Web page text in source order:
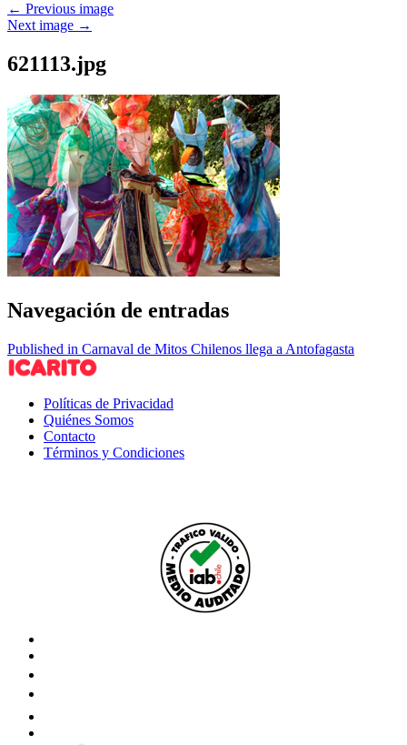
← Previous image
Next image →
621113.jpg
Navegación de entradas
Published in Carnaval de Mitos Chilenos llega a Antofagasta
Políticas de Privacidad
Quiénes Somos
Contacto
Términos y Condiciones